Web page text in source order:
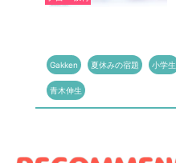
Gakken 夏休みの宿題 小学生
青木伸生